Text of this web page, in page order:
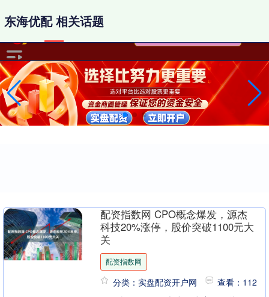
东海优配 相关话题
配资指数网 CPO概念爆发，源杰
科技20%涨停，股价突破1100元大
关
配资指数网
分类：实盘配资开户网 查看：112